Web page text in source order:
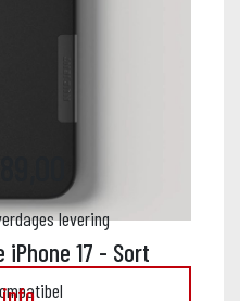
iPhone 17 - Sort
levering